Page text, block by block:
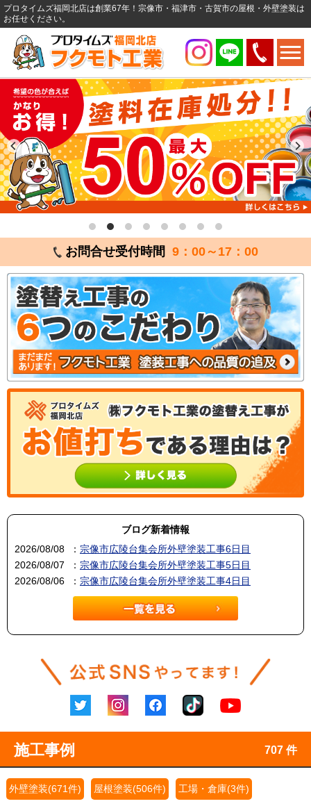
プロタイムズ福岡北店は創業67年！宗像市・福津市・古賀市の屋根・外壁塗装は
お任せください。
お問合せ受付時間 9：00～17：00
ブログ新着情報
2026/08/08
： 宗像市広陵台集会所外壁塗装工事6日目
2026/08/07
： 宗像市広陵台集会所外壁塗装工事5日目
2026/08/06
： 宗像市広陵台集会所外壁塗装工事4日目
施工事例 707 件
外壁塗装(671件) 屋根塗装(506件) 工場・倉庫(3件)